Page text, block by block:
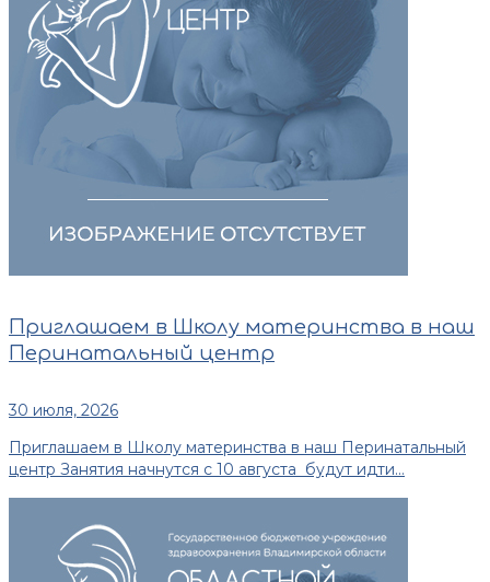
Приглашаем в Школу материнства в наш
Перинатальный центр
30 июля, 2026
Приглашаем в Школу материнства в наш Перинатальный
центр Занятия начнутся с 10 августа будут идти...